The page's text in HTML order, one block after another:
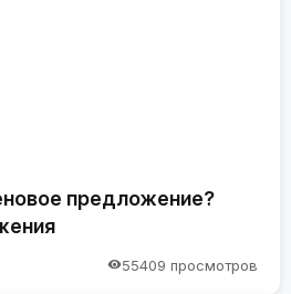
предложение?
55409 просмотров